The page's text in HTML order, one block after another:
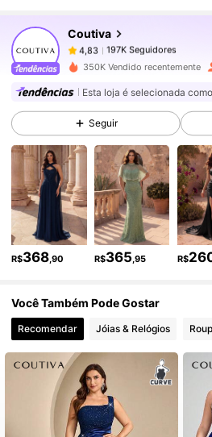
Coutiva
4,83
197K Seguidores
l***a pago1 dia atrás
4,83 197K Seguidores
4,83 197K Seguidores
4,83 197K Seguidores
197K Seguidores
4,83 197K Seguidores
197K Seguidores
4,83 197K Seguidores
350K Vendido recentemente
Esta loja é selecionada
Seguir
R$368,90 R$365,95 R$
Você Também Pode Gostar
Recomendar Jóias & Relógios